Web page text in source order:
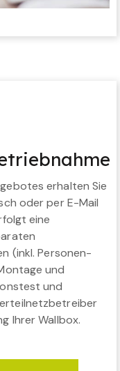
erhalten Sie
oder per E-Mail
eine
(inkl. Personen-
und
und
Ihrer Wallbox.